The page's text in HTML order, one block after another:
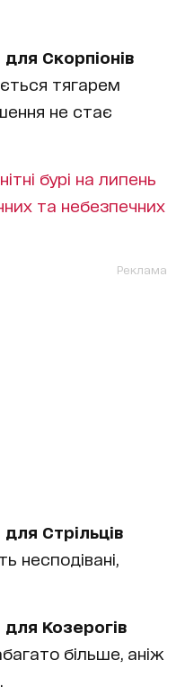
Скорпіонів
тягарем
не стає
бурі на липень
та небезпечних
Реклама
Стрільців
несподівані,
Козерогів
більше, аніж